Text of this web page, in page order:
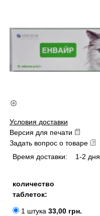
Условия доставки
Версия для печати
Задать вопрос о товаре
Время доставки:
1-2 дня
количество
таблеток:
1 штука 33,00 грн.